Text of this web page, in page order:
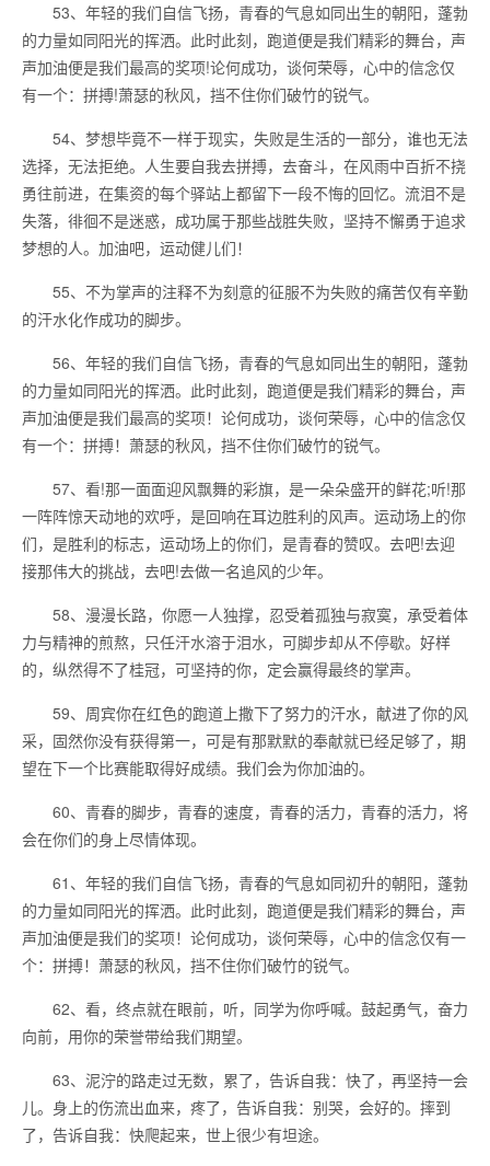
53、年轻的我们自信飞扬，青春的气息如同出生的朝阳，蓬勃
的力量如同阳光的挥洒。此时此刻，跑道便是我们精彩的舞台，声
声加油便是我们最高的奖项!论何成功，谈何荣辱，心中的信念仅
有一个：拼搏!萧瑟的秋风，挡不住你们破竹的锐气。
54、梦想毕竟不一样于现实，失败是生活的一部分，谁也无法
选择，无法拒绝。人生要自我去拼搏，去奋斗，在风雨中百折不挠
勇往前进，在集资的每个驿站上都留下一段不悔的回忆。流泪不是
失落，徘徊不是迷惑，成功属于那些战胜失败，坚持不懈勇于追求
梦想的人。加油吧，运动健儿们！
55、不为掌声的注释不为刻意的征服不为失败的痛苦仅有辛勤
的汗水化作成功的脚步。
56、年轻的我们自信飞扬，青春的气息如同出生的朝阳，蓬勃
的力量如同阳光的挥洒。此时此刻，跑道便是我们精彩的舞台，声
声加油便是我们最高的奖项！论何成功，谈何荣辱，心中的信念仅
有一个：拼搏！萧瑟的秋风，挡不住你们破竹的锐气。
57、看!那一面面迎风飘舞的彩旗，是一朵朵盛开的鲜花;听!那
一阵阵惊天动地的欢呼，是回响在耳边胜利的风声。运动场上的你
们，是胜利的标志，运动场上的你们，是青春的赞叹。去吧!去迎
接那伟大的挑战，去吧!去做一名追风的少年。
58、漫漫长路，你愿一人独撑，忍受着孤独与寂寞，承受着体
力与精神的煎熬，只任汗水溶于泪水，可脚步却从不停歇。好样
的，纵然得不了桂冠，可坚持的你，定会赢得最终的掌声。
59、周宾你在红色的跑道上撒下了努力的汗水，献进了你的风
采，固然你没有获得第一，可是有那默默的奉献就已经足够了，期
望在下一个比赛能取得好成绩。我们会为你加油的。
60、青春的脚步，青春的速度，青春的活力，青春的活力，将
会在你们的身上尽情体现。
61、年轻的我们自信飞扬，青春的气息如同初升的朝阳，蓬勃
的力量如同阳光的挥洒。此时此刻，跑道便是我们精彩的舞台，声
声加油便是我们的奖项！论何成功，谈何荣辱，心中的信念仅有一
个：拼搏！萧瑟的秋风，挡不住你们破竹的锐气。
62、看，终点就在眼前，听，同学为你呼喊。鼓起勇气，奋力
向前，用你的荣誉带给我们期望。
63、泥泞的路走过无数，累了，告诉自我：快了，再坚持一会
儿。身上的伤流出血来，疼了，告诉自我：别哭，会好的。摔到
了，告诉自我：快爬起来，世上很少有坦途。